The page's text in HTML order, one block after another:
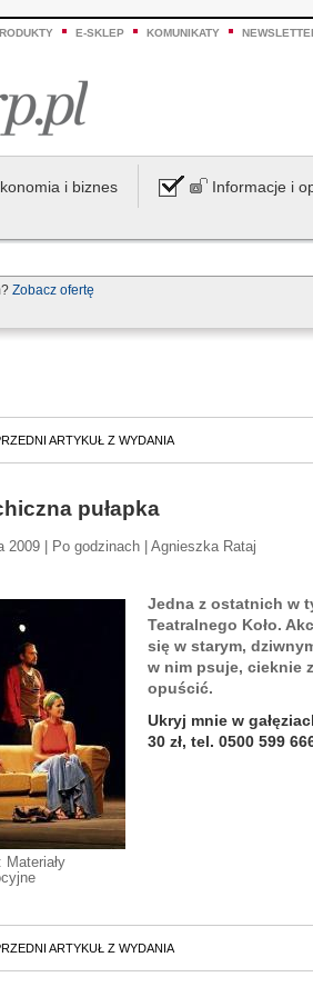
E-SKLEP KOMUNIKATY
i biznes Informacje i
Zobacz ofertę
ARTYKUŁ Z WYDANIA
pułapka
2009 | Po godzinach | Agnieszka Rataj
Materiały
Jedna z ostatnich w
Teatralnego Koło.
się w starym,
w nim psuje, cieknie
opuścić.
Ukryj mnie w
30 zł, tel. 0500 599
ARTYKUŁ Z WYDANIA